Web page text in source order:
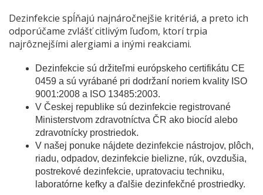
Dezinfekcie spĺňajú najnáročnejšie kritériá, a preto ich
odporúčame zvlášť citlivým ľuďom, ktorí trpia
najrôznejšími alergiami a inými reakciami.
Dezinfekcie sú držiteľmi európskeho certifikátu CE
0459 a sú vyrábané pri dodržaní noriem kvality ISO
9001:2008 a ISO 13485:2003.
V Českej republike sú dezinfekcie registrované
Ministerstvom zdravotníctva ČR ako biocíd alebo
zdravotnícky prostriedok.
V našej ponuke nájdete dezinfekcie nástrojov, plôch,
riadu, odpadov, dezinfekcie bielizne, rúk, ovzdušia,
postrekové dezinfekcie, upratovaciu techniku,
laboratórne kefky a ďalšie dezinfekčné prostriedky.